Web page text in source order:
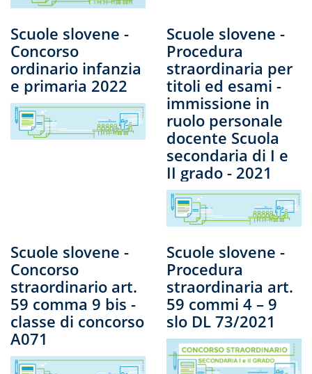
Scuole slovene -
Concorso
ordinario infanzia
e primaria 2022
Scuole slovene -
Procedura
straordinaria per
titoli ed esami -
immissione in
ruolo personale
docente Scuola
secondaria di I e
II grado - 2021
Scuole slovene -
Concorso
straordinario art.
59 comma 9 bis -
classe di concorso
A071
Scuole slovene -
Procedura
straordinaria art.
59 commi 4 – 9
slo DL 73/2021